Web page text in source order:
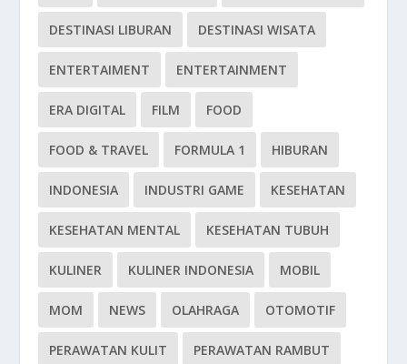
DESTINASI LIBURAN DESTINASI WISATA
ENTERTAIMENT ENTERTAINMENT
ERA DIGITAL FILM FOOD
FOOD & TRAVEL FORMULA 1 HIBURAN
INDONESIA INDUSTRI GAME KESEHATAN
KESEHATAN MENTAL KESEHATAN TUBUH
KULINER KULINER INDONESIA MOBIL
MOM NEWS OLAHRAGA OTOMOTIF
PERAWATAN KULIT PERAWATAN RAMBUT